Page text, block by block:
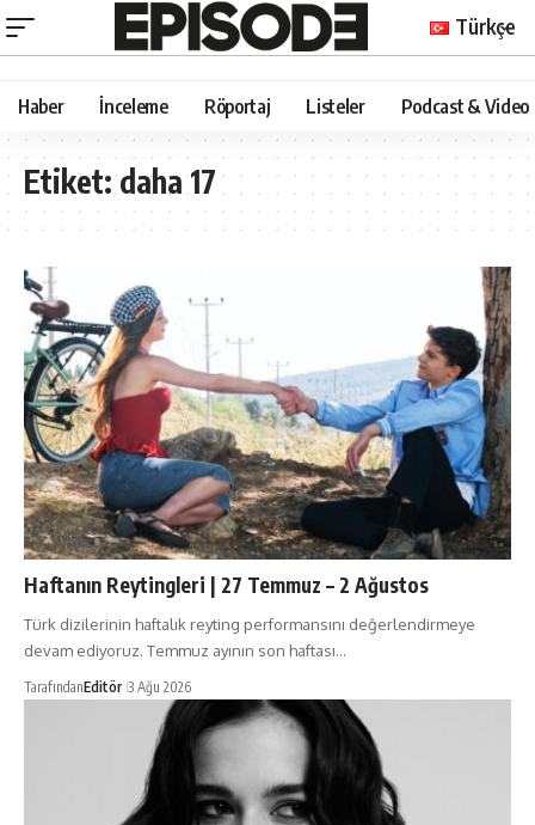
Türkçe
Haber İnceleme Röportaj Listeler Podcast & Video
Etiket:daha 17
Haftanın Reytingleri | 27 Temmuz – 2 Ağustos
Türk dizilerinin haftalık reyting performansını değerlendirmeye
devam ediyoruz. Temmuz ayının son haftası…
TarafındanEditör 3 Ağu 2026